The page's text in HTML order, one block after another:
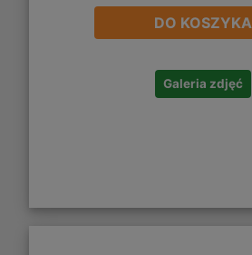
DO KOSZYKA
Galeria zdjęć